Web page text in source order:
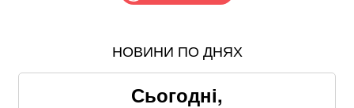
В МЗС заявили, що слова Залужного щодо членства
НОВИНИ ПО ДНЯХ
Сьогодні,